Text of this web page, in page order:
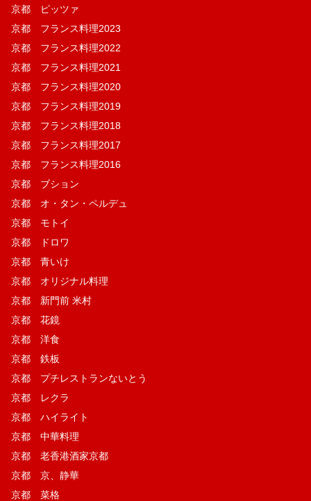
京都 ピッツァ
京都 フランス料理2023
京都 フランス料理2022
京都 フランス料理2021
京都 フランス料理2020
京都 フランス料理2019
京都 フランス料理2018
京都 フランス料理2017
京都 フランス料理2016
京都 ブション
京都 オ・タン・ペルデュ
京都 モトイ
京都 ドロワ
京都 青いけ
京都 オリジナル料理
京都 新門前 米村
京都 花鏡
京都 洋食
京都 鉄板
京都 プチレストランないとう
京都 レクラ
京都 ハイライト
京都 中華料理
京都 老香港酒家京都
京都 京、静華
京都 菜格